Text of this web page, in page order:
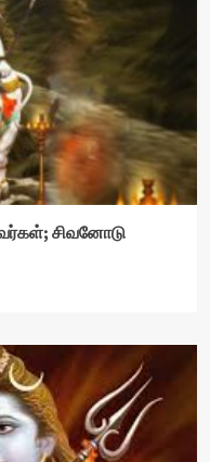
சிவனோடு